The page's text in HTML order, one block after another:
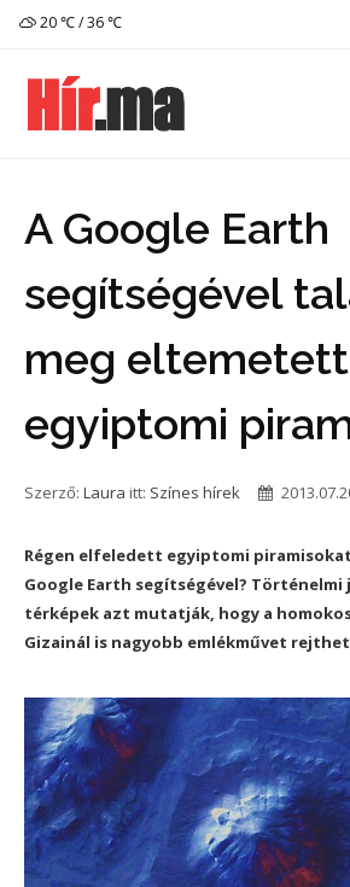
20 ℃ / 36 ℃
A Google Earth
segítségével
meg eltemetett
egyiptomi
Szerző: Laura itt: Színes hírek
Régen elfeledett egyiptomi
Google Earth segítségével? Történelmi
térképek azt mutatják, hogy a
Gizainál is nagyobb emlékművet